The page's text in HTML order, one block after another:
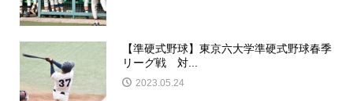
【準硬式野球】東京六大学準硬式野球春季
リーグ戦 対...
2023.05.24